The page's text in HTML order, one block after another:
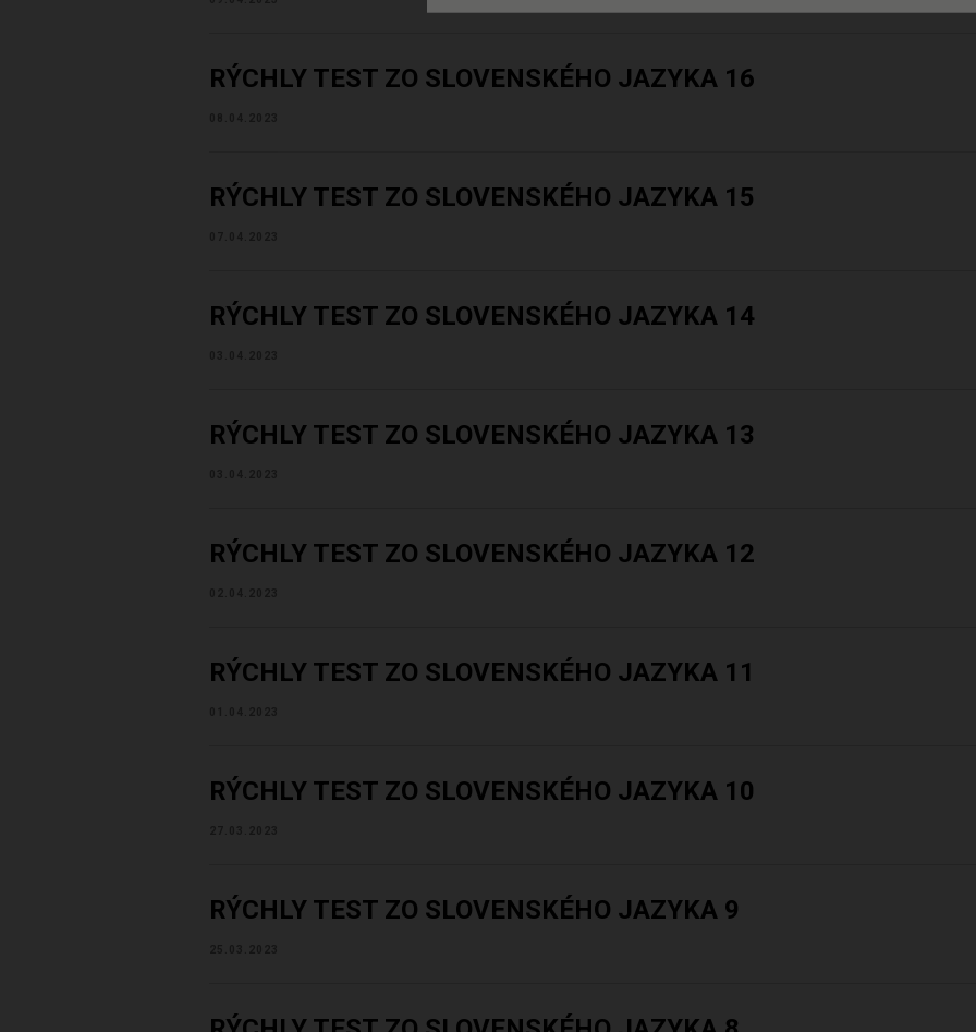
RÝCHLY TEST ZO SLOVENSKÉHO JAZYKA 16
RÝCHLY TEST ZO SLOVENSKÉHO JAZYKA 15
RÝCHLY TEST ZO SLOVENSKÉHO JAZYKA 14
RÝCHLY TEST ZO SLOVENSKÉHO JAZYKA 13
RÝCHLY TEST ZO SLOVENSKÉHO JAZYKA 12
RÝCHLY TEST ZO SLOVENSKÉHO JAZYKA 11
RÝCHLY TEST ZO SLOVENSKÉHO JAZYKA 10
RÝCHLY TEST ZO SLOVENSKÉHO JAZYKA 9